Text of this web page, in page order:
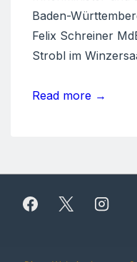
Baden-
Felix Schreiner
Strobl im
Politische
Read more →